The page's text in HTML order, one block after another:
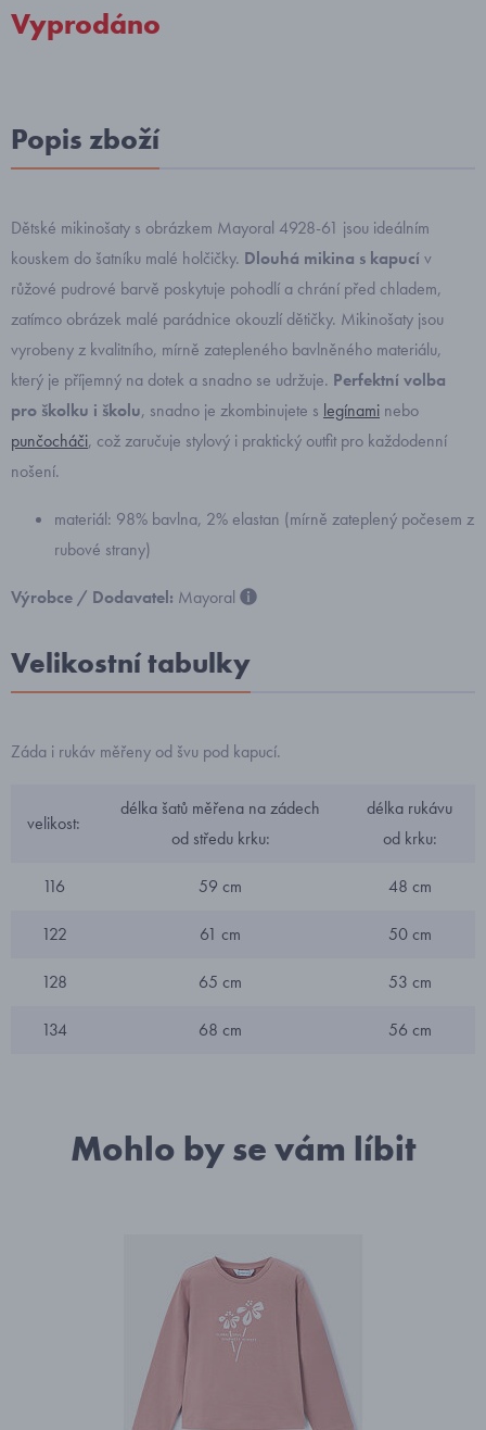
Vyprodáno
Popis zboží
Dětské mikinošaty s obrázkem Mayoral 4928-61 jsou ideálním
kouskem do šatníku malé holčičky. Dlouhá mikina s kapucív
růžové pudrové barvě poskytuje pohodlí a chrání před chladem,
zatímco obrázek malé parádnice okouzlí dětičky. Mikinošaty jsou
vyrobeny z kvalitního, mírně zatepleného bavlněného materiálu,
který je příjemný na dotek a snadno se udržuje. Perfektní volba
pro školku i školu, snadno je zkombinujete s legínami nebo
punčocháči, což zaručuje stylový i praktický outfit pro každodenní
nošení.
materiál: 98% bavlna, 2% elastan (mírně zateplený počesem z
rubové strany)
Výrobce / Dodavatel: Mayoral
Velikostní tabulky
Záda i rukáv měřeny od švu pod kapucí.
velikost:
délka šatů měřena na zádech
od středu krku:
délka rukávu
od krku:
116 59 cm 48 cm
122 61 cm 50 cm
128 65 cm 53 cm
134 68 cm 56 cm
Mohlo by se vám líbit